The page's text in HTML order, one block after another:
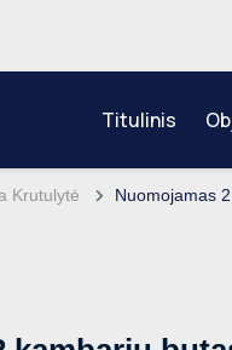
Titulinis
Krutulytė Nuomojamas